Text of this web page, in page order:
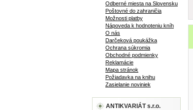
Odberné miesta na Slovensku
Poštovné do zahraničia
Možnosti platby
Nápoveda k hodnoteniu kníh
O nás
Darčeková poukážka
Ochrana súkromia
Obchodné podmienky
Reklamácie
Mapa stránok
Požiadavka na knihu
Zasielanie noviniek
ANTIKVARIÁT s.r.o.